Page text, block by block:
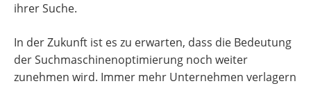
ihrer Suche.
In der Zukunft ist es zu erwarten, dass die Bedeutung
der Suchmaschinenoptimierung noch weiter
zunehmen wird. Immer mehr Unternehmen verlagern